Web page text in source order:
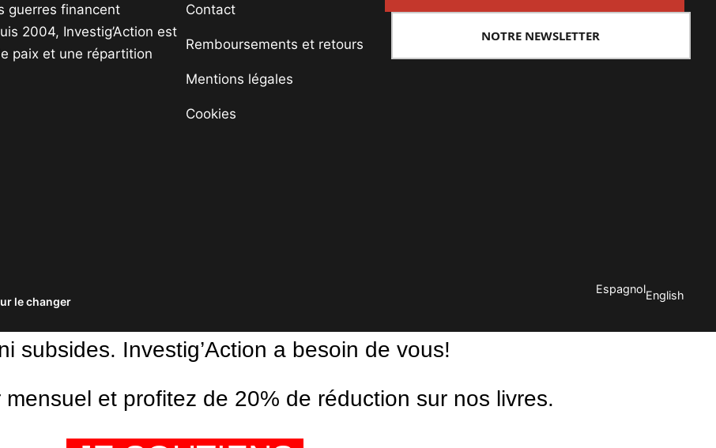
guerres financent
2004, Investig’Action est
paix et une répartition
Contact
Remboursements et retours
Mentions légales
Cookies
NOTRE NEWSLETTER
le changer
EspagnolEnglish
subsides. Investig’Action a besoin de vous!
et profitez de 20% de réduction sur nos livres.